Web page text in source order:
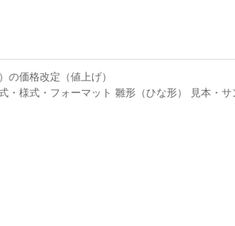
価格改定（値上げ）
様式・フォーマット 雛形（ひな形） 見本・